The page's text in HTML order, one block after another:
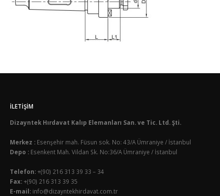
İLETIŞIM
Dizayntek Hırdavat Kalıp Elemanları San. ve Tic. Ltd. Şti.
Merkez : Esenşehir mah. Füsun sok. No: 43/A Ümraniye / İstanbul
Depo : Esenkent Mah. Vildan Sk. No:36/A Ümraniye / İstanbul
Telefon:+(90) 216 313 39 33 – 34
Fax:+(90) 216 313 39 35
E-mail: info@dizayntekhirdavat.com.tr